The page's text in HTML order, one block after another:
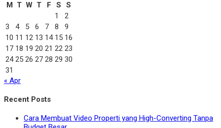
M
T W T F S
S
1
2
3
4 5 6 7 8
9
10 11 12 13 14 15 16
17 18 19 20 21 22 23
24 25 26 27 28 29 30
31
« Apr
Recent Posts
Cara Membuat Video Properti yang High-Converting Tanpa